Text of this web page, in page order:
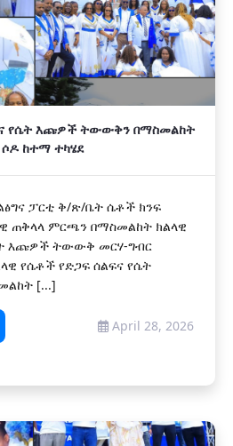
የሴት እጩዎች ትውውቅን በማስመልከት
ሶዶ ከተማ ተካሄደ
ፓርቲ ቅ/ጽ/ቤት ሴቶች ክንፍ
ጠቅላላ ምርጫን በማስመልከት ክልላዊ
እጩዎች ትውውቅ መርሃ-ግብር
የሴቶች የድጋፍ ሰልፍና የሴት
[...]
April 28, 2026